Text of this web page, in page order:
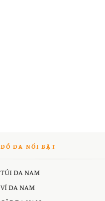
ĐỒ DA NỔI BẬT
TÚI DA NAM
VÍ DA NAM